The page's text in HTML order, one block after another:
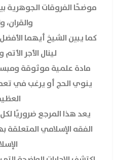
موضحًا الفروقات الجوهرية بين
والقران،
كما يبين الشيخ أيهما
لينال الأجر
مادة علمية موثوقة
ينوي الحج أو يرغب في
يعد هذا المرجع ضروريًا
الفقه الإسلامي المتعلقة